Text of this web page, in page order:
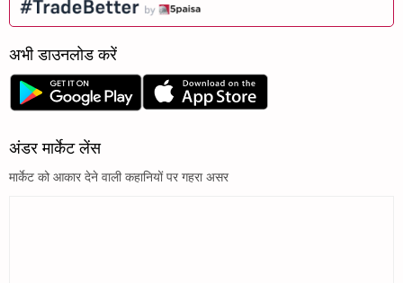
अभी डाउनलोड करें
अंडर मार्केट लेंस
मार्केट को आकार देने वाली कहानियों पर गहरा असर